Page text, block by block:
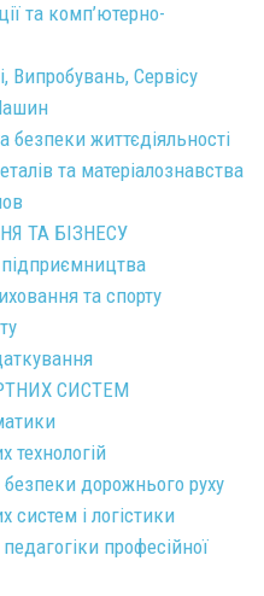
та комп’ютерно-
Випробувань, Сервісу
безпеки життєдіяльності
та матеріалознавства
ТА БІЗНЕСУ
та спорту
СИСТЕМ
технологій
безпеки дорожнього руху
систем і логістики
професійної